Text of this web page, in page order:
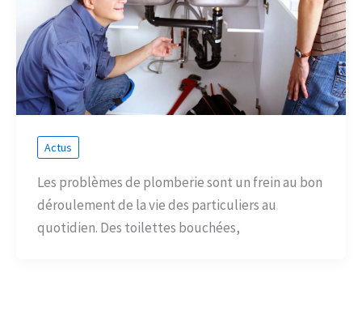
Actus
Les problèmes de plomberie sont un frein au bon
déroulement de la vie des particuliers au
quotidien. Des toilettes bouchées,